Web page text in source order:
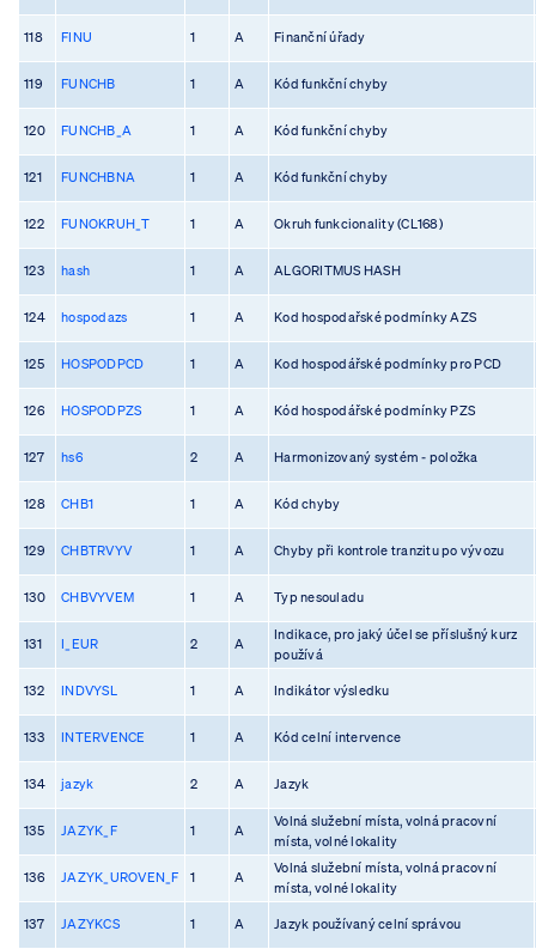
118 FINU 1 A Finanční úřady
119 FUNCHB 1 A Kód funkční chyby
120 FUNCHB_A 1 A Kód funkční chyby
121 FUNCHBNA 1 A Kód funkční chyby
122 FUNOKRUH_T 1 A Okruh funkcionality (CL168)
123 hash 1 A ALGORITMUS HASH
124 hospodazs 1 A Kod hospodařské podmínky AZS
125 HOSPODPCD 1 A Kod hospodářské podmínky pro PCD
126 HOSPODPZS 1 A Kód hospodářské podmínky PZS
127 hs6 2 A Harmonizovaný systém - položka
128 CHB1 1 A Kód chyby
129 CHBTRVYV 1 A Chyby při kontrole tranzitu po vývozu
130 CHBVYVEM 1 A Typ nesouladu
131 I_EUR 2 A
Indikace, pro jaký účel se příslušný kurz
používá
132 INDVYSL 1 A Indikátor výsledku
133 INTERVENCE 1 A Kód celní intervence
134 jazyk 2 A Jazyk
135 JAZYK_F 1 A
Volná služební místa, volná pracovní
místa, volné lokality
136 JAZYK_UROVEN_F 1 A
Volná služební místa, volná pracovní
místa, volné lokality
137 JAZYKCS 1 A Jazyk používaný celní správou